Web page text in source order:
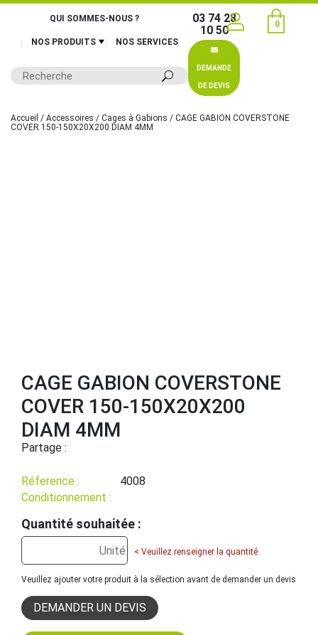
QUI SOMMES-NOUS ?
NOS PRODUITS NOS SERVICES
03 74 28
10 50
DEMANDE
DE DEVIS
0
Accueil / Accessoires / Cages à Gabions / CAGE GABION COVERSTONE
COVER 150-150X20X200 DIAM 4MM
CAGE GABION COVERSTONE
COVER 150-150X20X200
DIAM 4MM
Partage :
Réference :
4008
Conditionnement :
Quantité souhaitée :
< Veuillez renseigner la quantité
Veuillez ajouter votre produit à la sélection avant de demander un devis
DEMANDER UN DEVIS